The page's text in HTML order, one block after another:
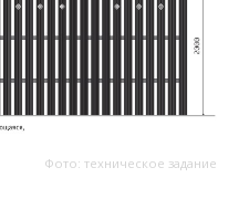
Фото: техническое задание